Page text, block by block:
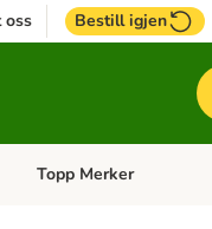
oss Bestill igjen
+ Veterinærfôr
Åpne kategorimeny: Hest
Topp Merker